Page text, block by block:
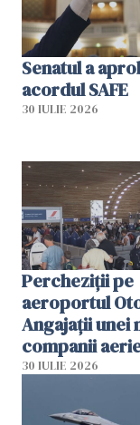
Senatul a
acordul SAFE
30 IULIE 2026
Percheziții pe
aeroportul
Angajații unei
companii
parfumuri,
vânzării
30 IULIE 2026